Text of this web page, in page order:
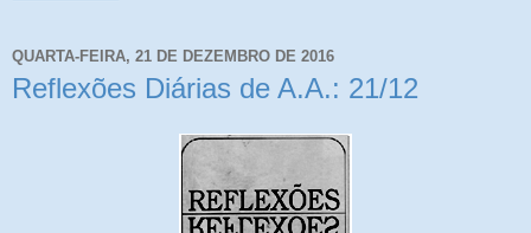
QUARTA-FEIRA, 21 DE DEZEMBRO DE 2016
Reflexões Diárias de A.A.: 21/12